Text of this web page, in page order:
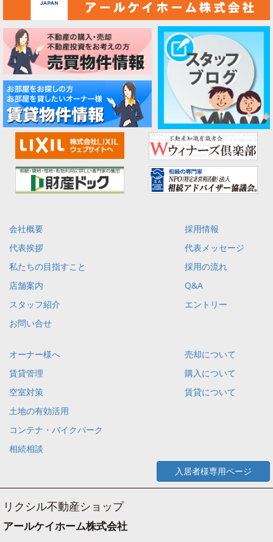
会社概要
代表挨拶
私たちの目指すこと
店舗案内
スタッフ紹介
お問い合せ
採用情報
代表メッセージ
採用の流れ
Q&A
エントリー
オーナー様へ
賃貸管理
空室対策
土地の有効活用
コンテナ・バイクパーク
相続相談
売却について
購入について
賃貸について
入居者様専用ページ
リクシル不動産ショップ
アールケイホーム株式会社